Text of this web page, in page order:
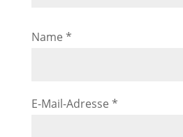
Name *
E-Mail-Adresse *